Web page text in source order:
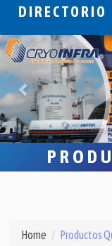
DIRECTORIO
Home Productos